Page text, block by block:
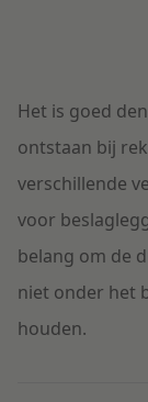
Het is goed
ontstaan bij
verschillende
voor
belang om de
niet onder het
houden.